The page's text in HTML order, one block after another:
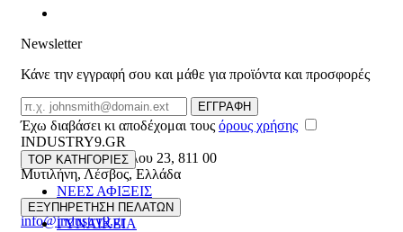
Newsletter
Κάνε την εγγραφή σου και μάθε για προϊόντα και προσφορές
Email
ΕΓΓΡΑΦΗ
Έχω διαβάσει κι αποδέχομαι τους όρους χρήσης
INDUSTRY9.GR
Ελευθέριου Βενιζέλου 23, 811 00
Μυτιλήνη,Λέσβος,Ελλάδα
22510 55629
info@industry9.gr
TOP ΚΑΤΗΓΟΡΙΕΣ
ΝΕΕΣ ΑΦΙΞΕΙΣ
ΑΝΔΡΙΚΑ
ΓΥΝΑΙΚΕΙΑ
ΕΞΥΠΗΡΕΤΗΣΗ ΠΕΛΑΤΩΝ